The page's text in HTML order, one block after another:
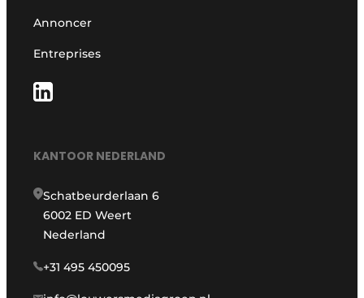
Annoncer
Entreprises
KANTOOR NEDERLAND
Schatbeurderlaan 6
6002 ED Weert
Nederland
+31 495 450095